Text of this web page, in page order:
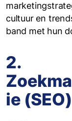
cultuur en
band met hun
2.
ie